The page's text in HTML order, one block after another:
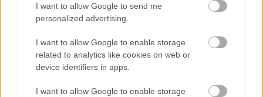
I want to allow Google to send me
personalized advertising.
I want to allow Google to enable storage
related to analytics like cookies on web or
device identifiers in apps.
I want to allow Google to enable storage
Fotó: Szécsi István / Velvet